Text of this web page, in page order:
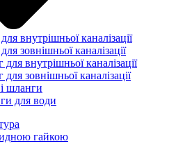
внутрішньої каналізації
зовнішньої каналізації
для внутрішньої каналізації
для зовнішньої каналізації
шланги
для води
гайкою